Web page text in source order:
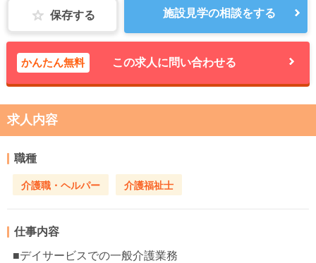
保存する 施設見学の相談をする
かんたん無料 この求人に問い合わせる
求人内容
職種
介護職・ヘルパー 介護福祉士
仕事内容
■デイサービスでの一般介護業務